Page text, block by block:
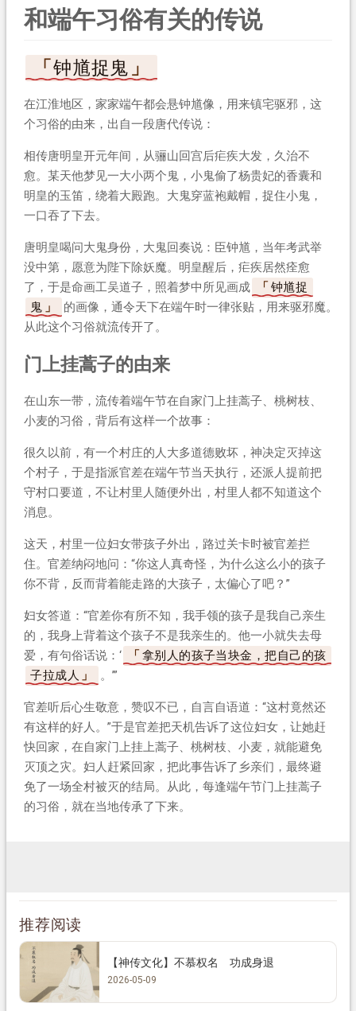
和端午习俗有关的传说
钟馗捉鬼
在江淮地区，家家端午都会悬钟馗像，用来镇宅驱邪，这
个习俗的由来，出自一段唐代传说：
相传唐明皇开元年间，从骊山回宫后疟疾大发，久治不
愈。某天他梦见一大小两个鬼，小鬼偷了杨贵妃的香囊和
明皇的玉笛，绕着大殿跑。大鬼穿蓝袍戴帽，捉住小鬼，
一口吞了下去。
唐明皇喝问大鬼身份，大鬼回奏说：臣钟馗，当年考武举
没中第，愿意为陛下除妖魔。明皇醒后，疟疾居然痊愈
了，于是命画工吴道子，照着梦中所见画成
钟馗捉
鬼
的画像，通令天下在端午时一律张贴，用来驱邪魔。
从此这个习俗就流传开了。
门上挂蒿子的由来
在山东一带，流传着端午节在自家门上挂蒿子、桃树枝、
小麦的习俗，背后有这样一个故事：
很久以前，有一个村庄的人大多道德败坏，神决定灭掉这
个村子，于是指派官差在端午节当天执行，还派人提前把
守村口要道，不让村里人随便外出，村里人都不知道这个
消息。
这天，村里一位妇女带孩子外出，路过关卡时被官差拦
住。官差纳闷地问：“你这人真奇怪，为什么这么小的孩子
你不背，反而背着能走路的大孩子，太偏心了吧？”
妇女答道：“官差你有所不知，我手领的孩子是我自己亲生
的，我身上背着这个孩子不是我亲生的。他一小就失去母
爱，有句俗话说：‘
拿别人的孩子当块金，把自己的孩
子拉成人
。’”
官差听后心生敬意，赞叹不已，自言自语道：“这村竟然还
有这样的好人。”于是官差把天机告诉了这位妇女，让她赶
快回家，在自家门上挂上蒿子、桃树枝、小麦，就能避免
灭顶之灾。妇人赶紧回家，把此事告诉了乡亲们，最终避
免了一场全村被灭的结局。从此，每逢端午节门上挂蒿子
的习俗，就在当地传承了下来。
推荐阅读
【神传文化】不慕权名 功成身退
2026-05-09